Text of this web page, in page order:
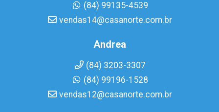
(84) 99135-4539
vendas14@casanorte.com.br
Andrea
(84) 3203-3307
(84) 99196-1528
vendas12@casanorte.com.br